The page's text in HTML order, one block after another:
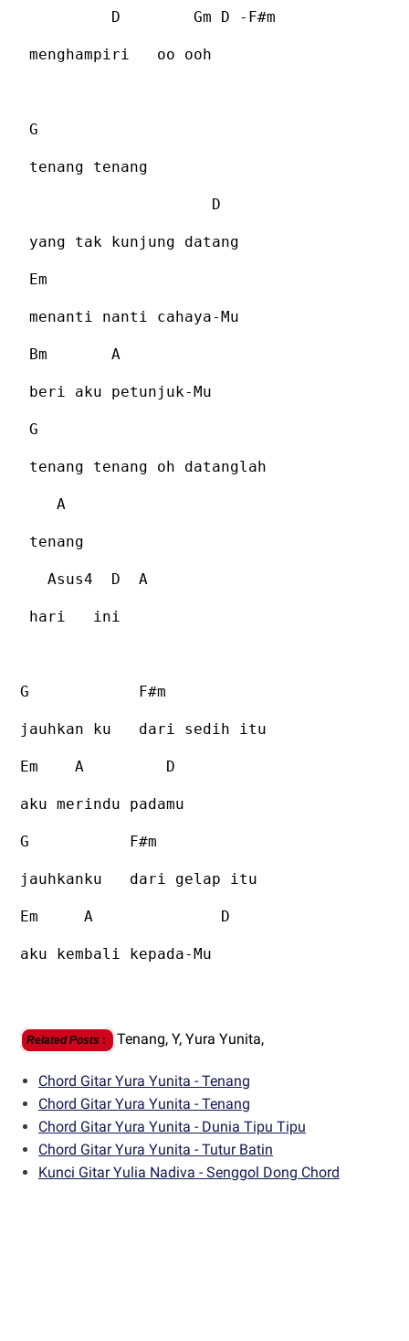
D Gm D -F#m
menghampiri oo ooh
G
tenang tenang
D
yang tak kunjung datang
Em
menanti nanti cahaya-Mu
Bm A
beri aku petunjuk-Mu
G
tenang tenang oh datanglah
A
tenang
Asus4 D A
hari ini
G F#m
jauhkan ku dari sedih itu
Em A D
aku merindu padamu
G F#m
jauhkanku dari gelap itu
Em A D
aku kembali kepada-Mu
Related Posts : Tenang, Y, Yura Yunita,
Chord Gitar Yura Yunita - Tenang
Chord Gitar Yura Yunita - Tenang
Chord Gitar Yura Yunita - Dunia Tipu Tipu
Chord Gitar Yura Yunita - Tutur Batin
Kunci Gitar Yulia Nadiva - Senggol Dong Chord